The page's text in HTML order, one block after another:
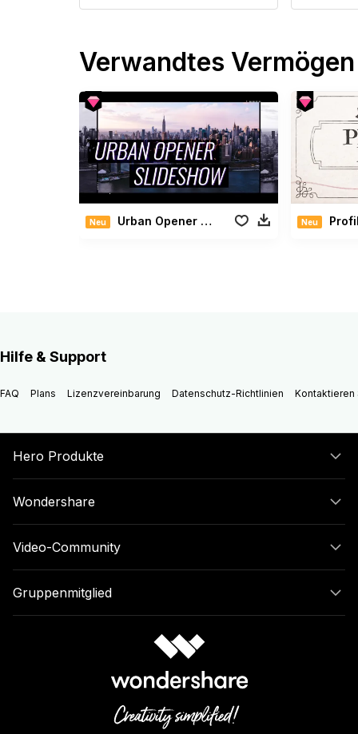
Verwandtes Vermögen
Neu Urban Opener Slideshow Neu
Hilfe & Support
FAQ Plans Lizenzvereinbarung Datenschutz-Richtlinien Kontaktieren
Hero Produkte
Wondershare
Video-Community
Gruppenmitglied